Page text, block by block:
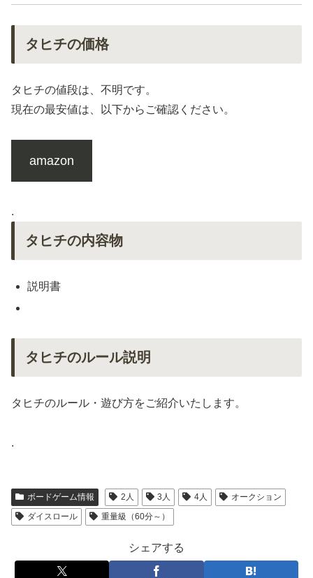
タヒチの価格
タヒチの値段は、不明です。
現在の最安値は、以下からご確認ください。
amazon
.
タヒチの内容物
説明書
タヒチのルール説明
タヒチのルール・遊び方をご紹介いたします。
.
ボードゲーム情報 2人 3人 4人
オークション
ダイスロール
重量級（60分～）
シェアする